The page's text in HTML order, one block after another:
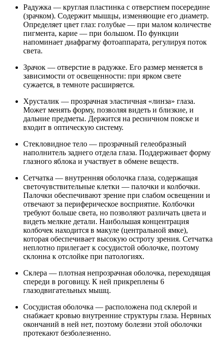
Радужка — круглая пластинка с отверстием посередине
(зрачком). Содержит мышцы, изменяющие его диаметр.
Определяет цвет глаз: голубые — при малом количестве
пигмента, карие — при большом. По функции
напоминает диафрагму фотоаппарата, регулируя поток
света.
Зрачок — отверстие в радужке. Его размер меняется в
зависимости от освещенности: при ярком свете
сужается, в темноте расширяется.
Хрусталик — прозрачная эластичная «линза» глаза.
Может менять форму, позволяя видеть и близкие, и
дальние предметы. Держится на ресничном пояске и
входит в оптическую систему.
Стекловидное тело — прозрачный гелеобразный
наполнитель заднего отдела глаза. Поддерживает форму
глазного яблока и участвует в обмене веществ.
Сетчатка — внутренняя оболочка глаза, содержащая
светочувствительные клетки — палочки и колбочки.
Палочки обеспечивают зрение при слабом освещении и
отвечают за периферическое восприятие. Колбочки
требуют больше света, но позволяют различать цвета и
видеть мелкие детали. Наибольшая концентрация
колбочек находится в макуле (центральной ямке),
которая обеспечивает высокую остроту зрения. Сетчатка
неплотно прилегает к сосудистой оболочке, поэтому
склонна к отслойке при патологиях.
Склера — плотная непрозрачная оболочка, переходящая
спереди в роговицу. К ней прикреплены 6
глазодвигательных мышц.
Сосудистая оболочка — расположена под склерой и
снабжает кровью внутренние структуры глаза. Нервных
окончаний в ней нет, поэтому болезни этой оболочки
протекают безболезненно.